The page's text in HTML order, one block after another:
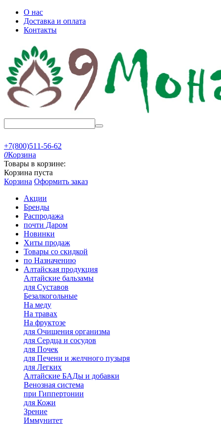
О нас
Доставка и оплата
Контакты
+7(800)511-56-62
0Корзина
Товары в корзине:
Корзина пуста
Корзина Оформить заказ
Акции
Бренды
Распродажа
почти Даром
Новинки
Хиты продаж
Товары со скидкой
по Назначению
Алтайская продукция
Алтайские бальзамы
для Суставов
Безалкогольные
На меду
На травах
На фруктозе
для Очищения организма
для Сердца и сосудов
для Почек
для Печени и желчного пузыря
для Легких
Алтайские БАДы и добавки
Венозная система
при Гиппертонии
для Кожи
Зрение
Иммунитет